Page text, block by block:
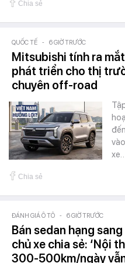
Chia sẻ
QUỐC TẾ - 6 GIỜ TRƯỚC
Mitsubishi tính ra
phát triển cho thị
chuyên off-road
Chia sẻ
ĐÁNH GIÁ Ô TÔ - 6 GIỜ TRƯỚC
Bán sedan hạng
chủ xe chia sẻ: ‘Nội
300-500km/ngày